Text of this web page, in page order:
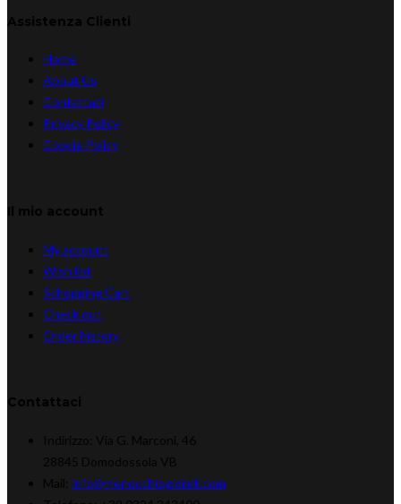
Home
About Us
Contattaci
Privacy Policy
Cookie Policy
My account
Wish list
Schopping Cart
Check out
Order history
info@menocchiogioielli.com